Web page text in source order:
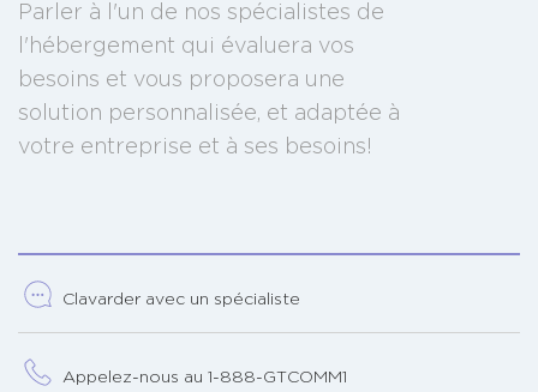
Parler à l'un de nos spécialistes de
l'hébergement qui évaluera vos
besoins et vous proposera une
solution personnalisée, et adaptée à
votre entreprise et à ses besoins!
Clavarder avec un spécialiste
Appelez-nous au 1-888-GTCOMM1